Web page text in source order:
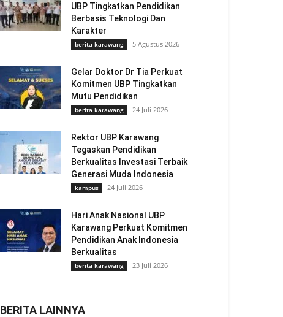
UBP Tingkatkan Pendidikan
Berbasis Teknologi Dan
Karakter
berita karawang 5 Agustus 2026
Gelar Doktor Dr Tia Perkuat
Komitmen UBP Tingkatkan
Mutu Pendidikan
berita karawang 24 Juli 2026
Rektor UBP Karawang
Tegaskan Pendidikan
Berkualitas Investasi Terbaik
Generasi Muda Indonesia
kampus 24 Juli 2026
Hari Anak Nasional UBP
Karawang Perkuat Komitmen
Pendidikan Anak Indonesia
Berkualitas
berita karawang 23 Juli 2026
BERITA LAINNYA